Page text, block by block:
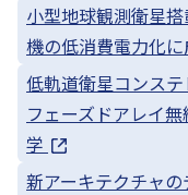
小型地球観測衛星
機の低消費電力化
低軌道衛星コンス
フェーズドアレイ
学
新アーキテクチャ